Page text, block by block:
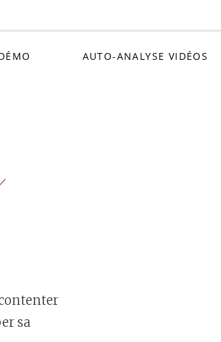
AUTO-ANALYSE VIDÉOS
sa